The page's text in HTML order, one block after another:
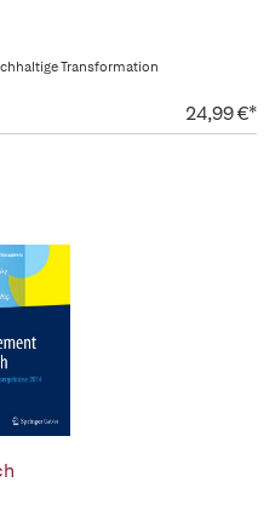
Transformation
24,99 €*